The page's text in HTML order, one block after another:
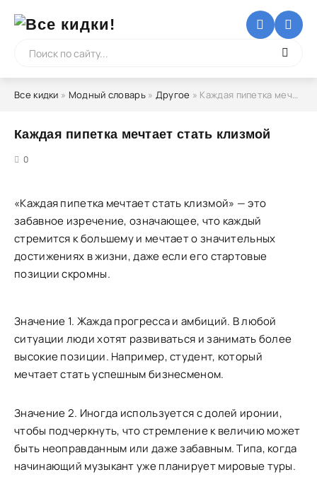
Все кидки » Модный словарь» Другое » Каждая пипетка мечтает стать клизмой
Каждая пипетка мечтает стать клизмой
0
«Каждая пипетка мечтает стать клизмой» — это
забавное изречение, означающее, что каждый
стремится к большему и мечтает о значительных
достижениях в жизни, даже если его стартовые
позиции скромны.
Значение 1. Жажда прогресса и амбиций. В любой
ситуации люди хотят развиваться и занимать более
высокие позиции. Например, студент, который
мечтает стать успешным бизнесменом.
Значение 2. Иногда используется с долей иронии,
чтобы подчеркнуть, что стремление к величию может
быть неоправданным или даже забавным. Типа, когда
начинающий музыкант уже планирует мировые туры.